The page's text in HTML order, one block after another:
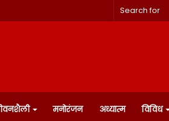
मनोरंजन अध्यात्म विविध